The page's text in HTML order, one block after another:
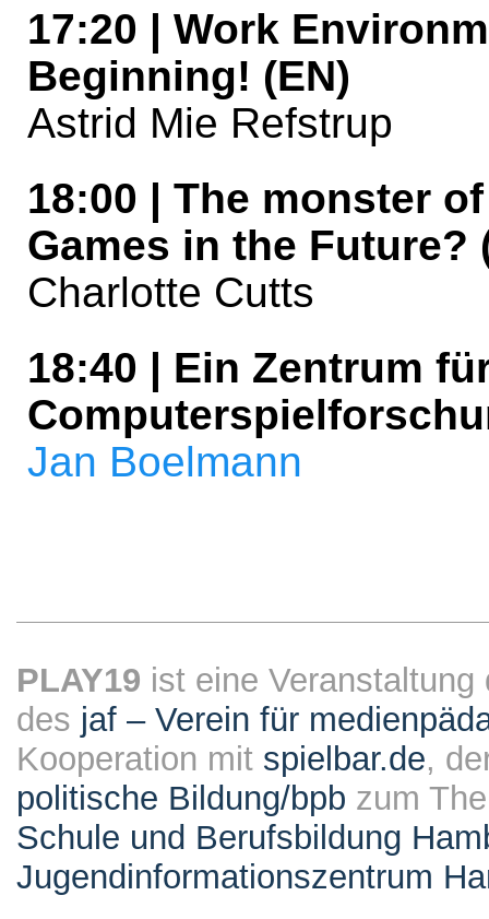
17:20 | Work
Beginning! (EN)
Astrid Mie Refstrup
18:00 | The monster
Games in the Future?
Charlotte Cutts
18:40 | Ein Zentrum
Jan Boelmann
PLAY19 ist eine
des jaf – Verein für
Kooperation mit spielbar.de,
politische Bildung/bpb zum
Schule und Berufsbildung
Jugendinformationszentrum